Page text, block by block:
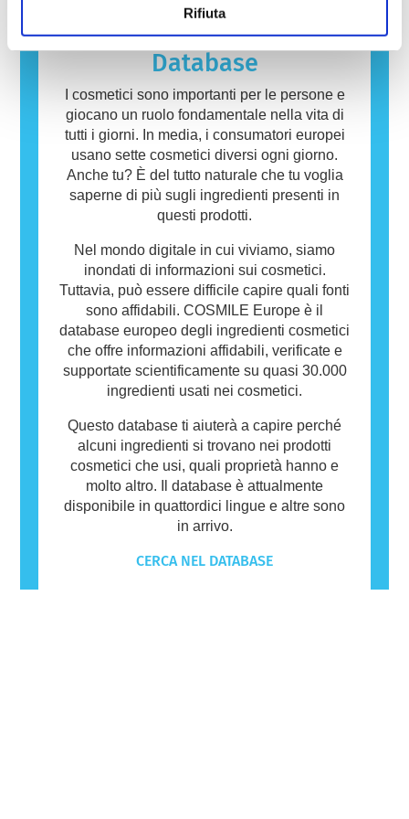
Rifiuta
persone. Una sostanza che provoca una
reazione allergica è chiamata allergene.
Cosmetici e prodotti per la cura della persona
possono contenere ingredienti che potrebbero
risultare allergenici per alcune persone. Ciò
non significa che il prodotto non sia sicuro da
utilizzare per gli altri.
Database
I cosmetici sono importanti per le persone e
giocano un ruolo fondamentale nella vita di
tutti i giorni. In media, i consumatori europei
usano sette cosmetici diversi ogni giorno.
Anche tu? È del tutto naturale che tu voglia
saperne di più sugli ingredienti presenti in
questi prodotti.
Nel mondo digitale in cui viviamo, siamo
inondati di informazioni sui cosmetici.
Tuttavia, può essere difficile capire quali fonti
sono affidabili. COSMILE Europe è il
database europeo degli ingredienti cosmetici
che offre informazioni affidabili, verificate e
supportate scientificamente su quasi 30.000
ingredienti usati nei cosmetici.
Questo database ti aiuterà a capire perché
alcuni ingredienti si trovano nei prodotti
cosmetici che usi, quali proprietà hanno e
molto altro. Il database è attualmente
disponibile in quattordici lingue e altre sono
in arrivo.
CERCA NEL DATABASE